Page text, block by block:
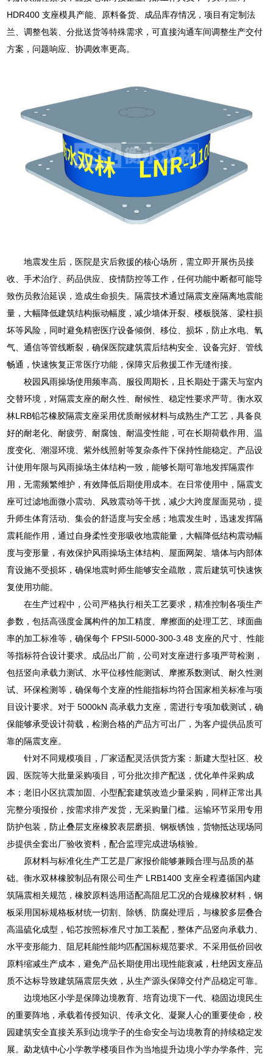
HDR400 支座模具产能、原料备货、成品库存情况，项目有定制法
兰、调整包装、分批送货等特殊需求，可直接沟通车间调整生产交付
方案，问题响应、协调效率更高。
地震发生后，医院是灾后救援的核心场所，需立即开展伤员接
收、手术治疗、药品供应、疫情防控等工作，任何功能中断都可能导
致伤员救治延误，造成生命损失。隔震技术通过隔震支座隔离地震能
量，大幅降低建筑结构振动幅度，减少墙体开裂、楼板脱落、梁柱损
坏等风险，同时避免精密医疗设备倾倒、移位、损坏，防止水电、氧
气、通信等管线断裂，确保医院建筑震后结构安全、设备完好、管线
畅通，快速恢复正常医疗功能，保障灾后救援工作无缝衔接。
校园风雨操场使用频率高、服役周期长，且长期处于露天与室内
交替环境，对隔震支座的耐久性、耐候性、稳定性要求严苛。衡水双
林LRB铅芯橡胶隔震支座采用优质耐候材料与成熟生产工艺，具备良
好的耐老化、耐疲劳、耐腐蚀、耐温变性能，可在长期荷载作用、温
度变化、潮湿环境、紫外线照射等复杂条件下保持性能稳定。产品设
计使用年限与风雨操场主体结构一致，能够长期可靠地发挥隔震作
用，无需频繁维护，有效降低后期使用成本。在日常使用中，隔震支
座可过滤地面微小震动、风致震动等干扰，减少大跨度屋面晃动，提
升师生体育活动、集会的舒适度与安全感；地震发生时，迅速发挥隔
震耗能作用，通过自身柔性变形吸收地震能量，大幅降低结构震动幅
度与变形量，有效保护风雨操场主体结构、屋面网架、墙体与内部体
育设施不受损坏，确保地震时师生能够安全疏散，震后建筑可快速恢
复使用功能。
在生产过程中，公司严格执行相关工艺要求，精准控制各项生产
参数，包括高强度金属构件的加工精度、摩擦面的处理工艺、球面曲
率的加工标准等，确保每个 FPSII-5000-300-3.48 支座的尺寸、性能
等指标符合设计要求。成品出厂前，公司对支座进行多项严苛检测，
包括竖向承载力测试、水平位移性能测试、摩擦系数测试、耐久性测
试、环保检测等，确保每个支座的性能指标均符合国家相关标准与项
目设计要求。对于 5000kN 高承载力支座，需进行专项加载测试，确
保能够承受设计荷载，检测合格的产品方可出厂，为客户提供品质可
靠的隔震支座。
针对不同规模项目，厂家适配灵活供货方案：新建大型社区、校
园、医院等大批量采购项目，可分批次排产配送，优化单件采购成
本；老旧小区抗震加固、小型配套建筑改造少量采购，同样正常出具
完整分项报价，按需求排产发货，无采购量门槛。运输环节采用专用
防护包装，防止叠层支座橡胶表层磨损、钢板锈蚀，货物抵达现场同
步提供全套出厂验收资料，配合监理完成进场核验。
原材料与标准化生产工艺是厂家报价能够兼顾合理与品质的基
础。衡水双林橡胶制品有限公司生产 LRB1400 支座全程遵循国内建
筑隔震相关规范，橡胶原料选用适配高阻尼工况的合规橡胶材料，钢
板采用国标规格板材统一切割、除锈、防腐处理后，与橡胶多层叠合
高温硫化成型，铅芯按照标准尺寸加工装配，整体产品竖向承载力、
水平变形能力、阻尼耗能性能均匹配国标规范要求。不采用低价回收
原料缩减生产成本，避免产品长期使用出现性能衰减，杜绝因支座品
质不达标导致建筑隔震层失效，从生产源头保障交付产品稳定可靠。
边境地区小学是保障边境教育、培育边境下一代、稳固边境民生
的重要阵地，承载着传授知识、传承文化、凝聚人心的重要使命，校
园建筑安全直接关系到边境学子的生命安全与边境教育的持续稳定发
展。勐龙镇中心小学教学楼项目作为当地提升边境小学办学条件、完